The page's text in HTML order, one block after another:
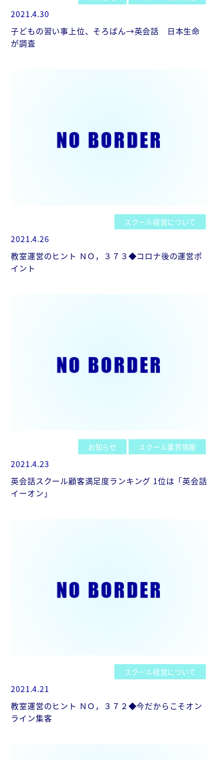
2021.4.30
子どもの習い事上位、そろばん→英会話 日本生命
が調査
スクール経営について
2021.4.26
教室運営のヒント ＮＯ，３７３◆コロナ後の運営ポ
イント
お知らせ スクール業界情報
2021.4.23
英会話スクール顧客満足度ランキング 1位は「英会話
イーオン」
スクール経営について
2021.4.21
教室運営のヒント ＮＯ，３７２◆今だからこそオン
ライン集客